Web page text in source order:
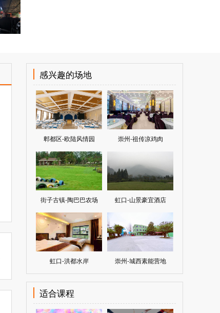
感兴趣的场地
郫都区-欧陆风情园 崇州-祖传凉鸡肉
街子古镇-陶巴巴农场 虹口-山景豪宜酒店
虹口-洪都水岸 崇州-城西素能营地
适合课程